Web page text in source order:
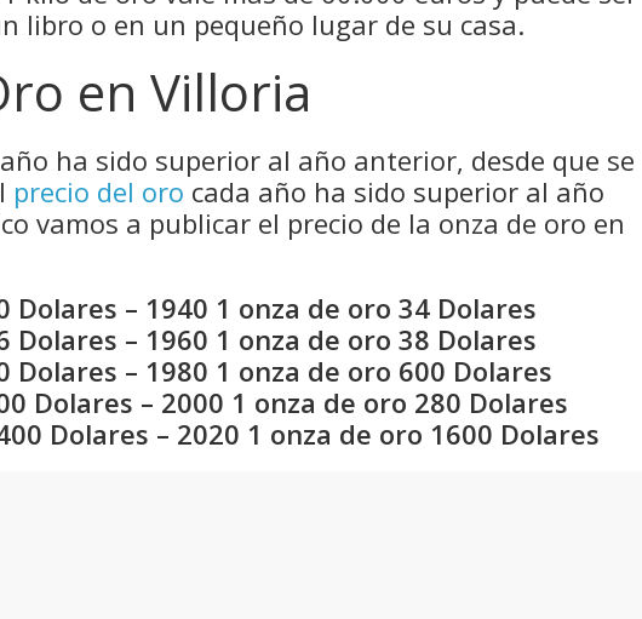
libro o en un pequeño lugar de su casa.
en Villoria
ha sido superior al año anterior, desde que se
precio del oro cada año ha sido superior al año
vamos a publicar el precio de la onza de oro en
Dolares – 1940 1 onza de oro 34 Dolares
Dolares – 1960 1 onza de oro 38 Dolares
Dolares – 1980 1 onza de oro 600 Dolares
Dolares – 2000 1 onza de oro 280 Dolares
Dolares – 2020 1 onza de oro 1600 Dolares